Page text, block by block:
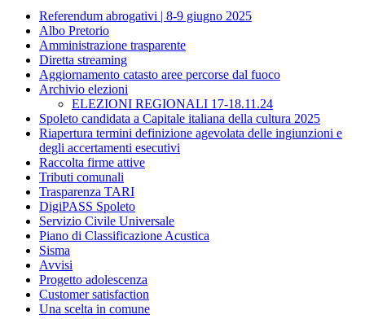
Referendum abrogativi | 8-9 giugno 2025
Albo Pretorio
Amministrazione trasparente
Diretta streaming
Aggiornamento catasto aree percorse dal fuoco
Archivio elezioni
ELEZIONI REGIONALI 17-18.11.24
Spoleto candidata a Capitale italiana della cultura 2025
Riapertura termini definizione agevolata delle ingiunzioni e
degli accertamenti esecutivi​
Raccolta firme attive
Tributi comunali
Trasparenza TARI
DigiPASS Spoleto
Servizio Civile Universale
Piano di Classificazione Acustica
Sisma
Avvisi
Progetto adolescenza
Customer satisfaction
Una scelta in comune